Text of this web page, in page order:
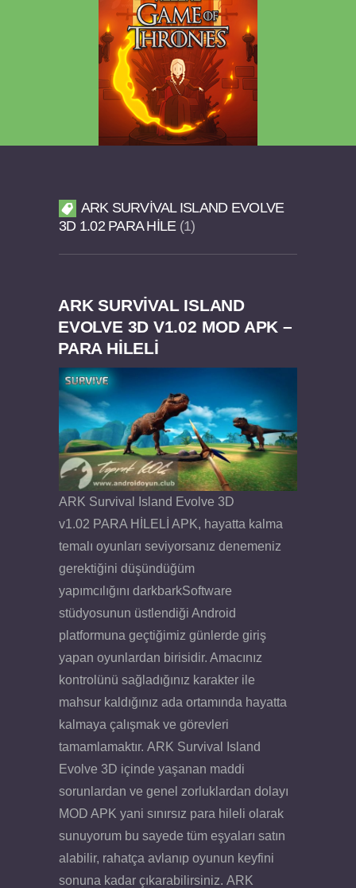
Dream Road Multiplayer v1.4.2 PARA HİLELİ
Felix the Reaper v1.25 FULL APK
ARK SURVIVAL ISLAND EVOLVE
3D 1.02 PARA HILE 1
ARK SURVIVAL ISLAND
EVOLVE 3D V1.02 MOD APK –
PARA HİLELİ
ARK Survival Island Evolve 3D
v1.02 PARA HİLELİ APK, hayatta kalma
temalı oyunları seviyorsanız denemeniz
gerektiğini düşündüğüm
yapımcılığını darkbarkSoftware
stüdyosunun üstlendiği Android
platformuna geçtiğimiz günlerde giriş
yapan oyunlardan birisidir. Amacınız
kontrolünü sağladığınız karakter ile
mahsur kaldığınız ada ortamında hayatta
kalmaya çalışmak ve görevleri
tamamlamaktır. ARK Survival Island
Evolve 3D içinde yaşanan maddi
sorunlardan ve genel zorluklardan dolayı
MOD APK yani sınırsız para hileli olarak
sunuyorum bu sayede tüm eşyaları satın
alabilir, rahatça avlanıp oyunun keyfini
sonuna kadar çıkarabilirsiniz. ARK